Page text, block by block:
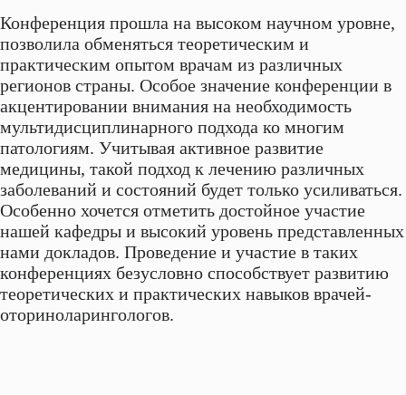
Конференция прошла на высоком научном уровне,
позволила обменяться теоретическим и
практическим опытом врачам из различных
регионов страны. Особое значение конференции в
акцентировании внимания на необходимость
мультидисциплинарного подхода ко многим
патологиям. Учитывая активное развитие
медицины, такой подход к лечению различных
заболеваний и состояний будет только усиливаться.
Особенно хочется отметить достойное участие
нашей кафедры и высокий уровень представленных
нами докладов. Проведение и участие в таких
конференциях безусловно способствует развитию
теоретических и практических навыков врачей-
оториноларингологов.